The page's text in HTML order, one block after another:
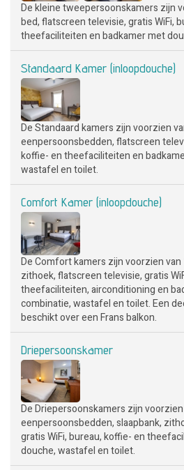
De kleine tweepersoonskamers zijn
bed, flatscreen televisie, gratis WiFi,
theefaciliteiten en badkamer met
Standaard Kamer (inloopdouche)
De Standaard kamers zijn voorzien
eenpersoonsbedden, flatscreen
koffie- en theefaciliteiten en
wastafel en toilet.
Comfort Kamer (inloopdouche)
De Comfort kamers zijn voorzien
zithoek, flatscreen televisie, gratis
theefaciliteiten, airconditioning en
combinatie, wastafel en toilet. Een
beschikt over een Frans balkon.
Driepersoonskamer
De Driepersoonskamers zijn
eenpersoonsbedden, slaapbank,
gratis WiFi, bureau, koffie- en
douche, wastafel en toilet.